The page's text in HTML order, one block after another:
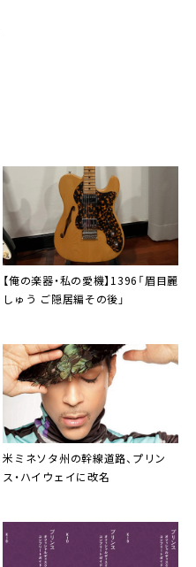
【俺の楽器・私の愛機】1396「眉目麗
しゅう ご隠居編その後」
米ミネソタ州の幹線道路、プリン
ス・ハイウェイに改名